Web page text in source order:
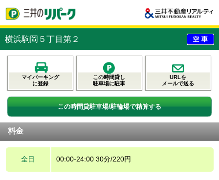
横浜駒岡５丁目第２
マイパーキング
に登録
この時間貸し
駐車場に駐車
URLを
メールで送る
この時間貸駐車場/駐輪場で精算する
料金
全日 00:00-24:00 30分/220円